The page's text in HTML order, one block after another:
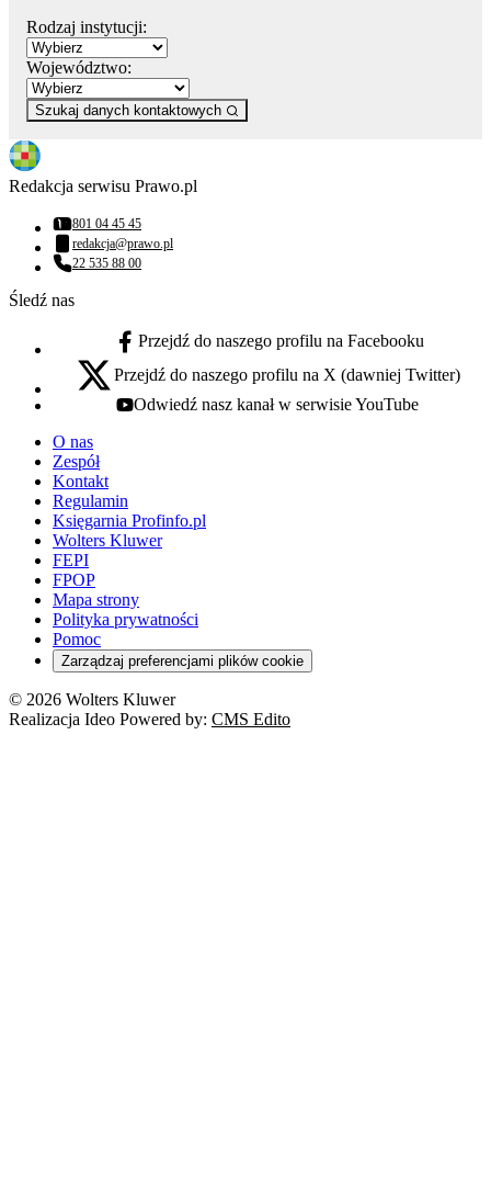
Rodzaj instytucji:
Województwo:
Szukaj danych kontaktowych
Redakcja serwisu Prawo.pl
Numer telefonu:
801 04 45 45
Adres email:
redakcja@prawo.pl
Numer telefonu:
22 535 88 00
Śledź nas
facebook - otwiera się w nowej karcie
Przejdź do naszego profilu na Facebooku
x - otwiera się w nowej karcie
Przejdź do naszego profilu na X (dawniej Twitter)
youtube - otwiera się w nowej karcie
Odwiedź nasz kanał w serwisie YouTube
O nas
Zespół
Kontakt
Regulamin
Księgarnia Profinfo.pl
Wolters Kluwer
FEPI
FPOP
Mapa strony
Polityka prywatności
Pomoc
Zarządzaj preferencjami plików cookie
© 2026 Wolters Kluwer
Realizacja Ideo Powered by: CMS Edito